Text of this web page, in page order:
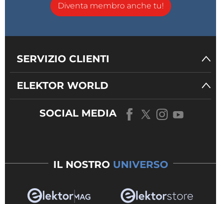
Diventa membro anche tu!
SERVIZIO CLIENTI
ELEKTOR WORLD
SOCIAL MEDIA
IL NOSTRO UNIVERSO